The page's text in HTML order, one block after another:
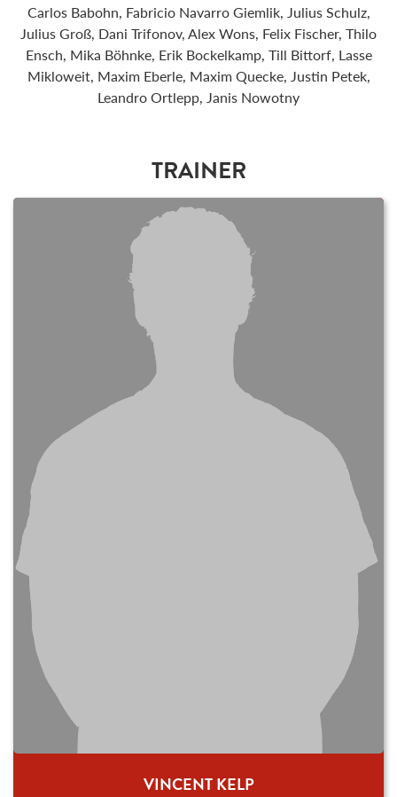
Carlos Babohn, Fabricio Navarro Giemlik, Julius Schulz,
Julius Groß, Dani Trifonov, Alex Wons, Felix Fischer, Thilo
Ensch, Mika Böhnke, Erik Bockelkamp, Till Bittorf, Lasse
Mikloweit, Maxim Eberle, Maxim Quecke, Justin Petek,
Leandro Ortlepp, Janis Nowotny
TRAINER
VINCENT KELP